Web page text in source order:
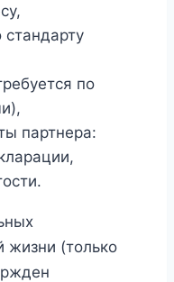
по
партнера:
жизни (только